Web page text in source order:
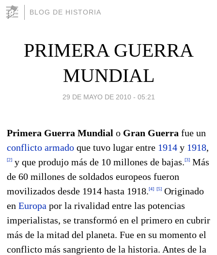
BLOG DE HISTORIA
PRIMERA GUERRA
MUNDIAL
29 DE MAYO DE 2010 - 05:21
Primera Guerra Mundial o Gran Guerra fue un
conflicto armado que tuvo lugar entre 1914 y 1918,
[2] y que produjo más de 10 millones de bajas.[3] Más
de 60 millones de soldados europeos fueron
movilizados desde 1914 hasta 1918.[4] [5] Originado
en Europa por la rivalidad entre las potencias
imperialistas, se transformó en el primero en cubrir
más de la mitad del planeta. Fue en su momento el
conflicto más sangriento de la historia. Antes de la